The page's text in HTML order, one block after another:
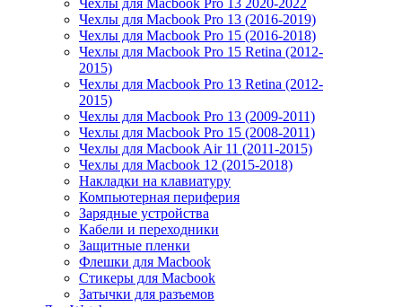
Чехлы для Macbook Pro 13 2020-2022
Чехлы для Macbook Pro 13 (2016-2019)
Чехлы для Macbook Pro 15 (2016-2018)
Чехлы для Macbook Pro 15 Retina (2012-
2015)
Чехлы для Macbook Pro 13 Retina (2012-
2015)
Чехлы для Macbook Pro 13 (2009-2011)
Чехлы для Macbook Pro 15 (2008-2011)
Чехлы для Macbook Air 11 (2011-2015)
Чехлы для Macbook 12 (2015-2018)
Накладки на клавиатуру
Компьютерная периферия
Зарядные устройства
Кабели и переходники
Защитные пленки
Флешки для Macbook
Стикеры для Macbook
Затычки для разъемов